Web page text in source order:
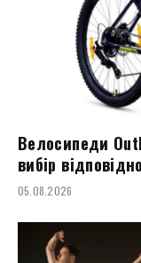
Велосипеди
вибір
05.08.2026